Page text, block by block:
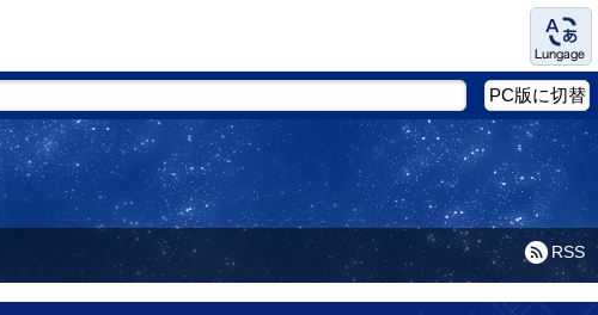
Language
PC版に切替
RSS